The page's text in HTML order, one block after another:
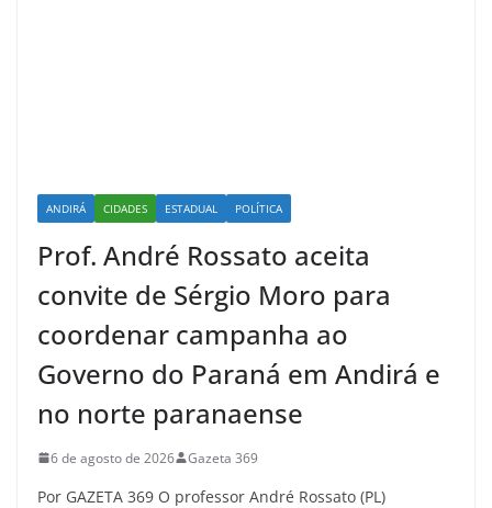
ANDIRÁ CIDADES ESTADUAL POLÍTICA
Prof. André Rossato aceita
convite de Sérgio Moro para
coordenar campanha ao
Governo do Paraná em Andirá e
no norte paranaense
6 de agosto de 2026 Gazeta 369
Por GAZETA 369 O professor André Rossato (PL)